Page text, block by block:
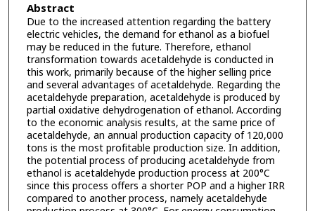
Abstract
Due to the increased attention regarding the battery
electric vehicles, the demand for ethanol as a biofuel
may be reduced in the future. Therefore, ethanol
transformation towards acetaldehyde is conducted in
this work, primarily because of the higher selling price
and several advantages of acetaldehyde. Regarding the
acetaldehyde preparation, acetaldehyde is produced by
partial oxidative dehydrogenation of ethanol. According
to the economic analysis results, at the same price of
acetaldehyde, an annual production capacity of 120,000
tons is the most profitable production size. In addition,
the potential process of producing acetaldehyde from
ethanol is acetaldehyde production process at 200°C
since this process offers a shorter POP and a higher IRR
compared to another process, namely acetaldehyde